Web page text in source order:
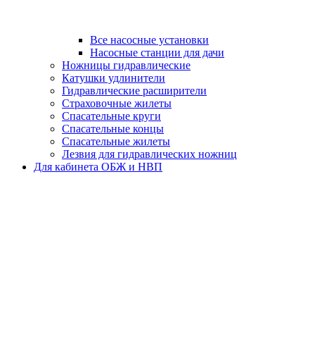
Все насосные установки
Насосные станции для дачи
Ножницы гидравлические
Катушки удлинители
Гидравлические расширители
Страховочные жилеты
Спасательные круги
Спасательные концы
Спасательные жилеты
Лезвия для гидравлических ножниц
Для кабинета ОБЖ и НВП